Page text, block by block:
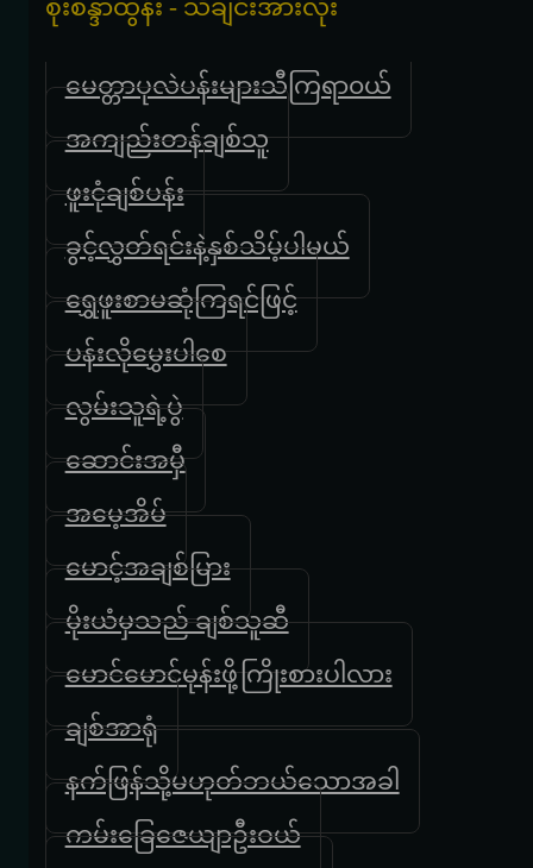
စိုးစန္ဒာထွန်း - သီချင်းအားလုံး
မေတ္တာပုလဲပန်းများသီကြရာ၀ယ်
အကျည်းတန်ချစ်သူ
ဖူးငုံချစ်ပန်း
ခွင့်လွှတ်ရင်းနဲ့နှစ်သိမ့်ပါမယ်
ရွှေဖူးစာမဆုံကြရင်ဖြင့်
ပန်းလိုမွှေးပါစေ
လွမ်းသူရဲ့ပွဲ
ဆောင်းအမှီ
အမေ့အိမ်
မောင့်အချစ်မြား
မိုးယံမှသည် ချစ်သူဆီ
မောင်မောင်မုန်းဖို့ကြိုးစားပါလား
ချစ်အာရုံ
နက်ဖြန်သို့မဟုတ်ဘယ်သောအခါ
ကမ်းခြေဇေယျာဦးဝယ်